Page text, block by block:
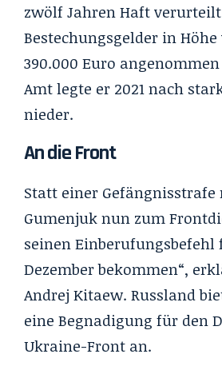
zwölf Jahren Haft
Bestechungsgelder in
390.000 Euro
Amt legte er 2021 nach
nieder.
An die Front
Statt einer Gefängnisstrafe
Gumenjuk nun zum
seinen Einberufungsbefehl
Dezember bekommen“,
Andrej Kitaew. Russland
eine Begnadigung für den
Ukraine-Front an.